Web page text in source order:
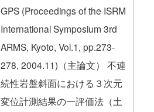
GPS (Proceedings of the ISRM
International Symposium 3rd
ARMS, Kyoto, Vol.1, pp.273-
278, 2004.11)（主論文） 不連
続性岩盤斜面における３次元
変位計測結果の一評価法（土